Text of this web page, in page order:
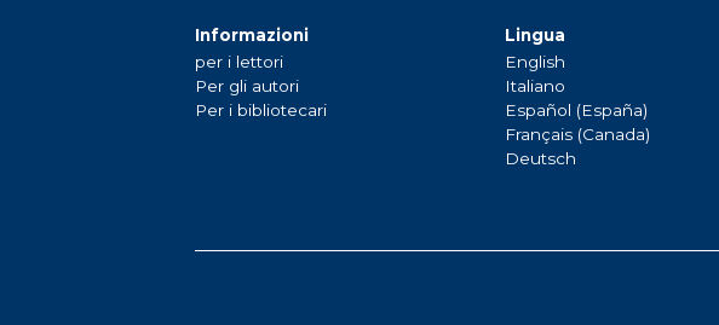
Informazioni
per i lettori
Per gli autori
Per i bibliotecari
Lingua
English
Italiano
Español (España)
Français (Canada)
Deutsch